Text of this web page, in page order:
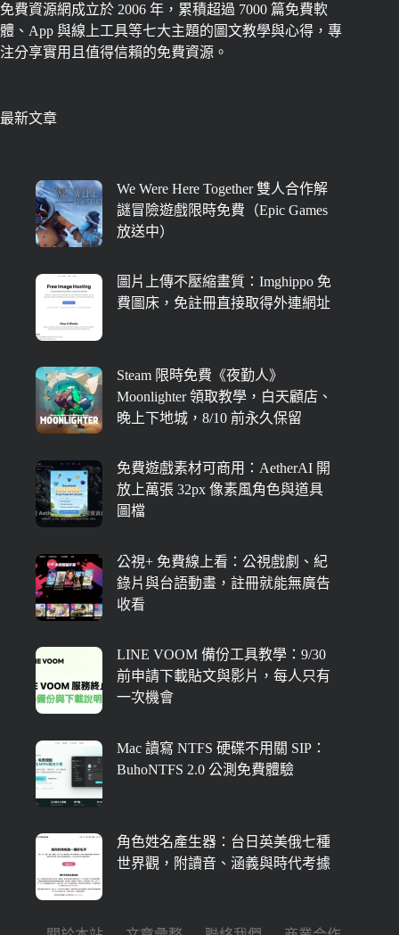
免費資源網成立於 2006 年，累積超過 7000 篇免費軟
體、App 與線上工具等七大主題的圖文教學與心得，專
注分享實用且值得信賴的免費資源。
最新文章
We Were Here Together 雙人合作解
謎冒險遊戲限時免費（Epic Games
放送中）
圖片上傳不壓縮畫質：Imghippo 免
費圖床，免註冊直接取得外連網址
Steam 限時免費《夜勤人》
Moonlighter 領取教學，白天顧店、
晚上下地城，8/10 前永久保留
免費遊戲素材可商用：AetherAI 開
放上萬張 32px 像素風角色與道具
圖檔
公視+ 免費線上看：公視戲劇、紀
錄片與台語動畫，註冊就能無廣告
收看
LINE VOOM 備份工具教學：9/30
前申請下載貼文與影片，每人只有
一次機會
Mac 讀寫 NTFS 硬碟不用關 SIP：
BuhoNTFS 2.0 公測免費體驗
角色姓名產生器：台日英美俄七種
世界觀，附讀音、涵義與時代考據